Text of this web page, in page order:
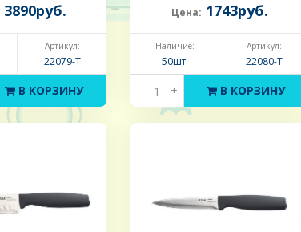
3890руб.
Артикул:
22079-Т
В КОРЗИНУ
Цена: 1743руб.
Наличие:
50шт.
Артикул:
22080-Т
- + В КОРЗИНУ